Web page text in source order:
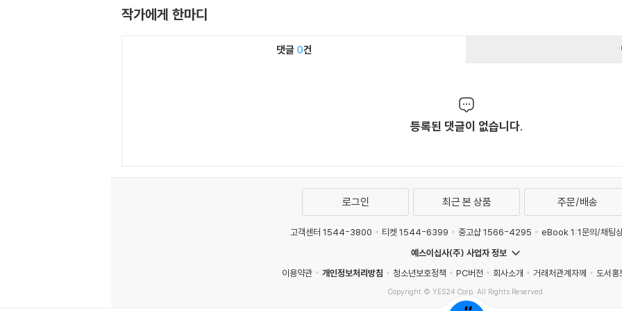
작가에게 한마디
댓글 0건
등록된 댓글이 없습니다.
로그인 최근 본 상품 주문/배송
고객센터 1544-3800 티켓 1544-6399 중고샵 1566-4295
eBook 1:1문의/채팅
예스이십사(주) 사업자 정보
이용약관
개인정보처리방침 청소년보호정책 PC버전 회사소개 거래처관계자께 도서홍
Copyright © YES24 Corp. All Rights Reserved.